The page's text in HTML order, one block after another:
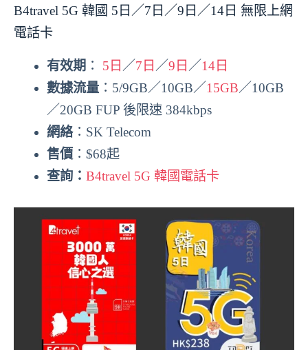
B4travel 5G 韓國 5日／7日／9日／14日 無限上網
電話卡
有效期 ： 5日 ／7日 ／9日 ／14日
數據流量 ：5/9GB／10GB／15GB／10GB
／20GB FUP 後限速 384kbps
網絡：SK Telecom
售價 ：$68起
查詢： B4travel 5G 韓國電話卡